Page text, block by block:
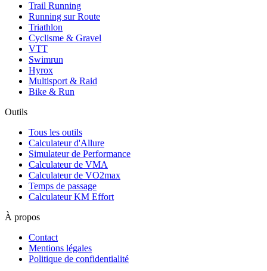
Trail Running
Running sur Route
Triathlon
Cyclisme & Gravel
VTT
Swimrun
Hyrox
Multisport & Raid
Bike & Run
Outils
Tous les outils
Calculateur d'Allure
Simulateur de Performance
Calculateur de VMA
Calculateur de VO2max
Temps de passage
Calculateur KM Effort
À propos
Contact
Mentions légales
Politique de confidentialité